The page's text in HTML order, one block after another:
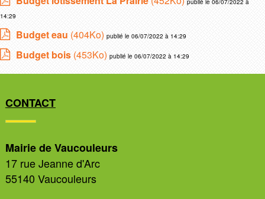
publié le 06/07/2022 à
14:29
Budget eau (404Ko) publié le 06/07/2022 à 14:29
Budget bois (453Ko) publié le 06/07/2022 à 14:29
CONTACT
Mairie de Vaucouleurs
17 rue Jeanne d'Arc
55140 Vaucouleurs